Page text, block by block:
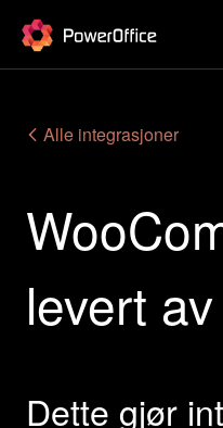
PowerOffice
Funksjoner
Priser
Våre
For
Support
Alle integrasjoner
levert
Dette gjør